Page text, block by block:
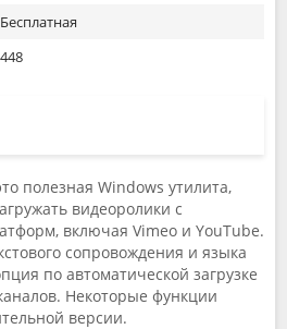
Бесплатная
448
полезная Windows утилита,
видеоролики с
включая Vimeo и YouTube.
сопровождения и языка
по автоматической загрузке
Некоторые функции
версии.